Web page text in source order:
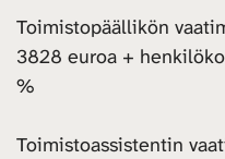
Toimistopäällikön
3828 euroa +
%
Toimistoassistentin